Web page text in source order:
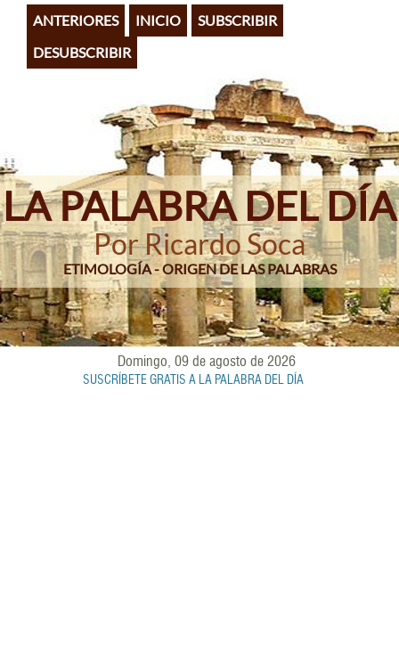
Pasar
contenido
principal
ANTERIORES INICIO
SUBSCRIBIR
DESUBSCRIBIR
LA PALABRA DEL DÍA
Por Ricardo Soca
ETIMOLOGÍA - ORIGEN DE LAS PALABRAS
Domingo, 09 de agosto de 2026
SUSCRÍBETE GRATIS A LA PALABRA DEL DÍA